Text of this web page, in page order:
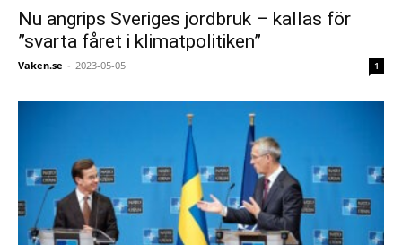
Nu angrips Sveriges jordbruk – kallas för
”svarta fåret i klimatpolitiken”
Vaken.se - 2023-05-05 1